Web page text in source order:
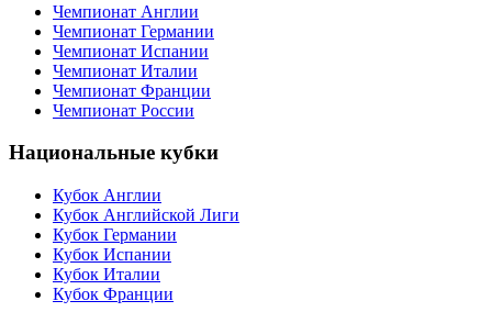
Чемпионат Англии
Чемпионат Германии
Чемпионат Испании
Чемпионат Италии
Чемпионат Франции
Чемпионат России
Национальные кубки
Кубок Англии
Кубок Английской Лиги
Кубок Германии
Кубок Испании
Кубок Италии
Кубок Франции